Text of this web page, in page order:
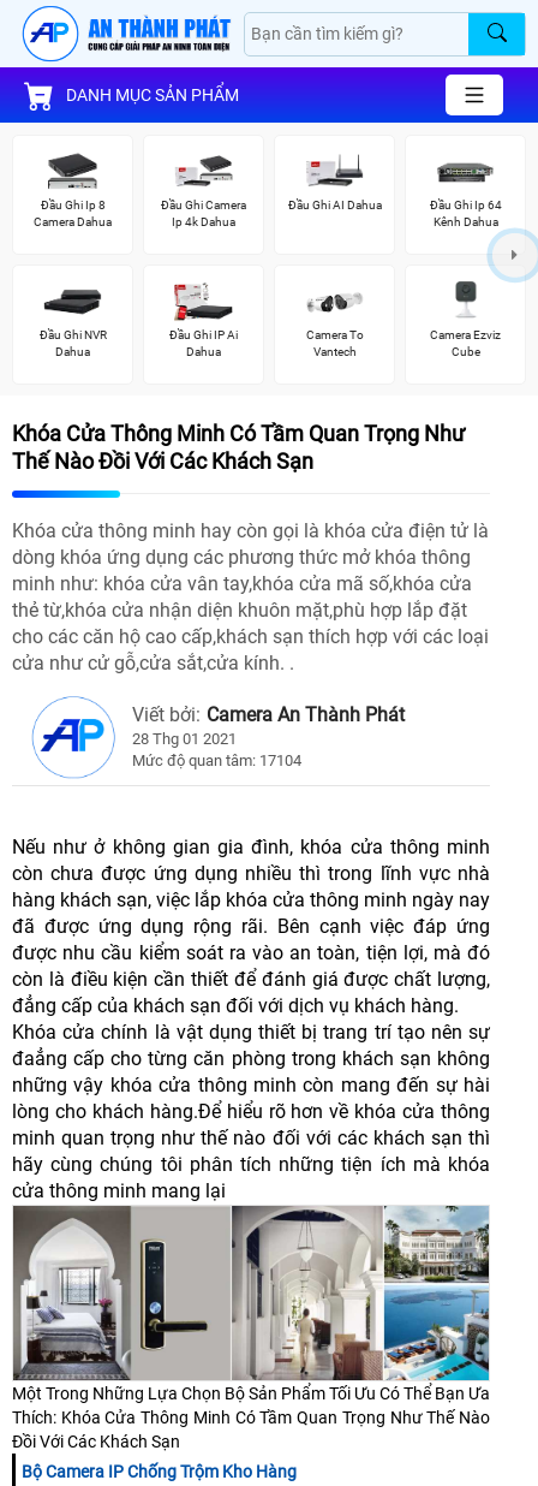
DANH MỤC SẢN PHẨM
Đầu Ghi Ip 8
Camera Dahua
Đầu Ghi Camera
Ip 4k Dahua
Đầu Ghi AI Dahua
Đầu Ghi Ip 64
Kênh Dahua
Đầu Ghi NVR
Dahua
Đầu Ghi IP Ai
Dahua
Camera To
Vantech
Camera Ezviz
Cube
Khóa Cửa Thông Minh Có Tầm Quan Trọng Như
Thế Nào Đồi Với Các Khách Sạn
Khóa cửa thông minh hay còn gọi là khóa cửa điện tử là
dòng khóa ứng dụng các phương thức mở khóa thông
minh như: khóa cửa vân tay,khóa cửa mã số,khóa cửa
thẻ từ,khóa cửa nhận diện khuôn mặt,phù hợp lắp đặt
cho các căn hộ cao cấp,khách sạn thích hợp với các loại
cửa như cử gỗ,cửa sắt,cửa kính. .
Viết bởi: Camera An Thành Phát
28 Thg 01 2021
Mức độ quan tâm: 17104
Nếu như ở không gian gia đình, khóa cửa thông minh
còn chưa được ứng dụng nhiều thì trong lĩnh vực nhà
hàng khách sạn, việc lắp khóa cửa thông minh ngày nay
đã được ứng dụng rộng rãi. Bên cạnh việc đáp ứng
được nhu cầu kiểm soát ra vào an toàn, tiện lợi, mà đó
còn là điều kiện cần thiết để đánh giá được chất lượng,
đẳng cấp của khách sạn đối với dịch vụ khách hàng.
Khóa cửa chính là vật dụng thiết bị trang trí tạo nên sự
đaẳng cấp cho từng căn phòng trong khách sạn không
những vậy khóa cửa thông minh còn mang đến sự hài
lòng cho khách hàng.Để hiểu rõ hơn về khóa cửa thông
minh quan trọng như thế nào đối với các khách sạn thì
hãy cùng chúng tôi phân tích những tiện ích mà khóa
cửa thông minh mang lại
Một Trong Những Lựa Chọn Bộ Sản Phẩm Tối Ưu Có Thể Bạn Ưa
Thích: Khóa Cửa Thông Minh Có Tầm Quan Trọng Như Thế Nào
Đồi Với Các Khách Sạn
Bộ Camera IP Chống Trộm Kho Hàng